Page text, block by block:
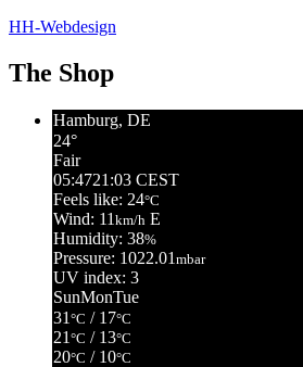
HH-Webdesign
The Shop
Hamburg, DE
24°
Fair
05:4721:03 CEST
Feels like: 24°C
Wind: 11 km/h E
Humidity: 38%
Pressure: 1022.01 mbar
UV index: 3
SunMonTue
31 °C / 17°C
21 °C / 13°C
20°C / 10°C